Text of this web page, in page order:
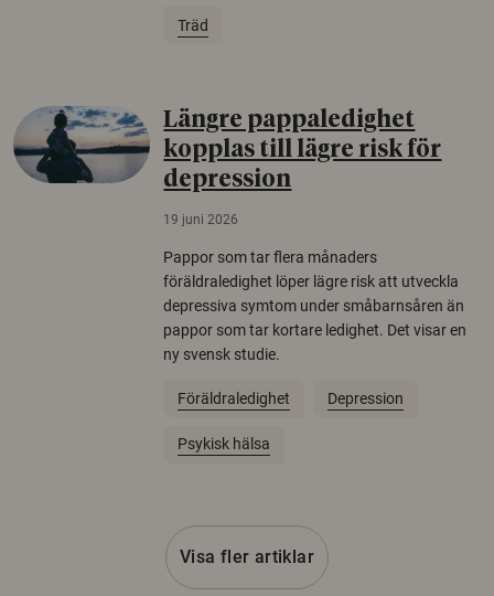
Träd
Längre pappaledighet
kopplas till lägre risk för
depression
19 juni 2026
Pappor som tar flera månaders
föräldraledighet löper lägre risk att utveckla
depressiva symtom under småbarnsåren än
pappor som tar kortare ledighet. Det visar en
ny svensk studie.
Föräldraledighet Depression
Psykisk hälsa
Visa fler artiklar